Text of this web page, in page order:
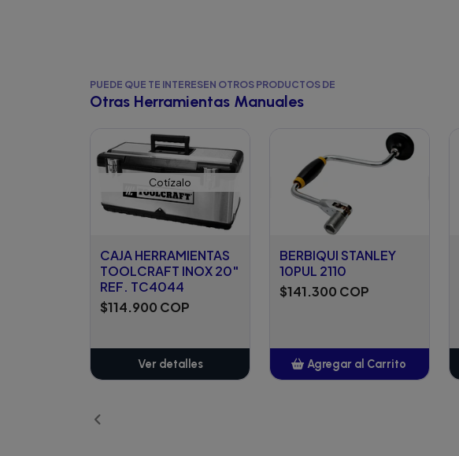
PUEDE QUE TE INTERESEN OTROS PRODUCTOS DE
Otras Herramientas Manuales
Cotízalo
CAJA HERRAMIENTAS
TOOLCRAFT INOX 20"
REF. TC4044
$114.900 COP
Ver detalles
BERBIQUI STANLEY
10PUL 2110
$141.300 COP
Agregar al Carrito